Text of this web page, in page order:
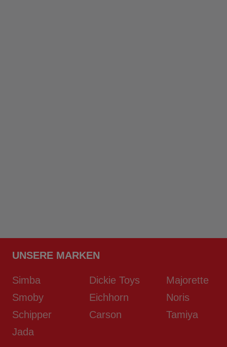
UNSERE MARKEN
Simba Dickie Toys
Majorette
Smoby
Eichhorn
Noris
Schipper
Carson
Tamiya
Jada